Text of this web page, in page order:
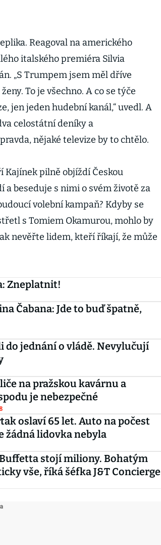
Reagoval na amerického
italského premiéra Silvia
„S Trumpem jsem měl dříve
To je všechno. A co se týče
jen jeden hudební kanál,“ uvedl. A
celostátní deníky a
nějaké televize by to chtělo.
Kajínek pilně objíždí Českou
beseduje s nimi o svém životě za
volební kampaň? Kdyby se
s Tomiem Okamurou, mohlo by
nevěřte lidem, kteří říkají, že může
Zneplatnit!
Čabana: Jde to buď špatně,
do jednání o vládě. Nevylučují
na pražskou kavárnu a
je nebezpečné
oslaví 65 let. Auto na počest
žádná lidovka nebyla
stojí miliony. Bohatým
vše, říká šéfka J&T Concierge